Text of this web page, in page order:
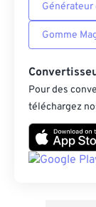
Générateur
Gomme
Pour des
téléchargez